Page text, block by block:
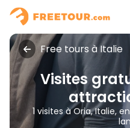
Free tours à Italie
Visites
1 visites à Oria, Italie,